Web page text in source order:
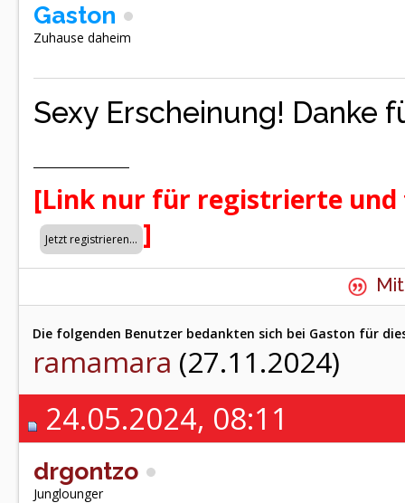
Gaston
Zuhause daheim
Sexy Erscheinung! Danke
[Link nur für registrierte
]
Die folgenden Benutzer bedankten sich bei Gaston für
ramamara (27.11.2024)
24.05.2024, 08:11
drgontzo
Junglounger